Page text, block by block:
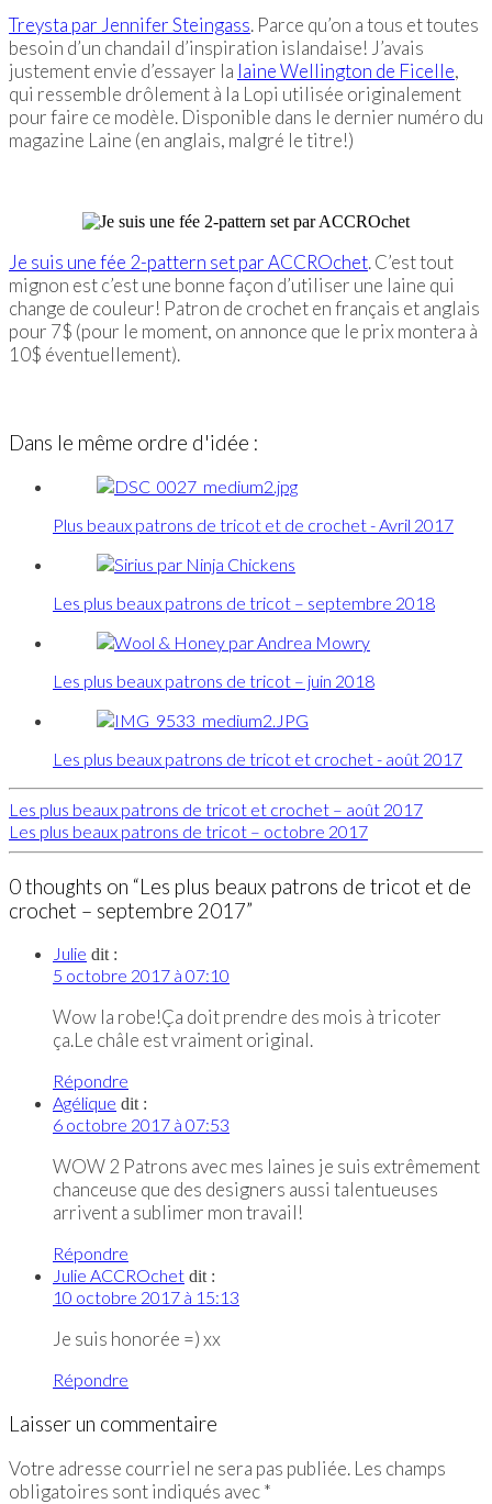
Treysta par Jennifer Steingass. Parce qu’on a tous et toutes
besoin d’un chandail d’inspiration islandaise! J’avais
justement envie d’essayer la laine Wellington de Ficelle,
qui ressemble drôlement à la Lopi utilisée originalement
pour faire ce modèle. Disponible dans le dernier numéro du
magazine Laine (en anglais, malgré le titre!)
Je suis une fée 2-pattern set par ACCROchet. C’est tout
mignon est c’est une bonne façon d’utiliser une laine qui
change de couleur! Patron de crochet en français et anglais
pour 7$ (pour le moment, on annonce que le prix montera à
10$ éventuellement).
Dans le même ordre d'idée :
Plus beaux patrons de tricot et de crochet - Avril 2017
Les plus beaux patrons de tricot – septembre 2018
Les plus beaux patrons de tricot – juin 2018
Les plus beaux patrons de tricot et crochet - août 2017
Les plus beaux patrons de tricot et crochet – août 2017
Les plus beaux patrons de tricot – octobre 2017
0 thoughts on “Les plus beaux patrons de tricot et de
crochet – septembre 2017”
Julie dit :
5 octobre 2017 à 07:10
Wow la robe!Ça doit prendre des mois à tricoter
ça.Le châle est vraiment original.
Répondre
Agélique dit :
6 octobre 2017 à 07:53
WOW 2 Patrons avec mes laines je suis extrêmement
chanceuse que des designers aussi talentueuses
arrivent a sublimer mon travail!
Répondre
Julie ACCROchet dit :
10 octobre 2017 à 15:13
Je suis honorée =) xx
Répondre
Laisser un commentaire
Votre adresse courriel ne sera pas publiée. Les champs
obligatoires sont indiqués avec*